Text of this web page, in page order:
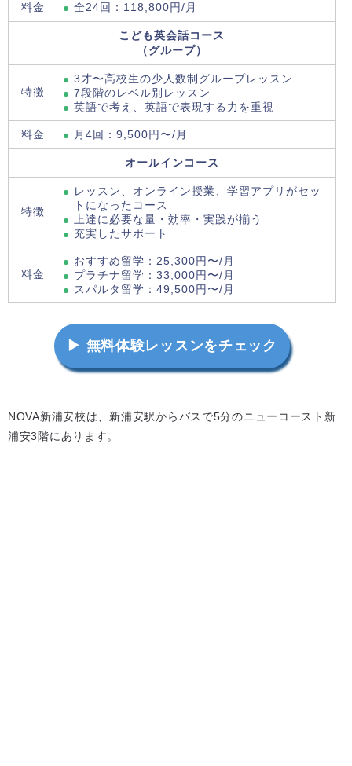
料金 全24回：118,800円/月
こども英会話コース
（グループ）
特徴
3才〜高校生の少人数制グループレッスン
7段階のレベル別レッスン
英語で考え、英語で表現する力を重視
料金 月4回：9,500円〜/月
オールインコース
特徴
レッスン、オンライン授業、学習アプリがセッ
トになったコース
上達に必要な量・効率・実践が揃う
充実したサポート
料金
おすすめ留学：25,300円〜/月
プラチナ留学：33,000円〜/月
スパルタ留学：49,500円〜/月
▶ 無料体験レッスンをチェック
NOVA新浦安校は、新浦安駅からバスで5分のニューコースト新
浦安3階にあります。